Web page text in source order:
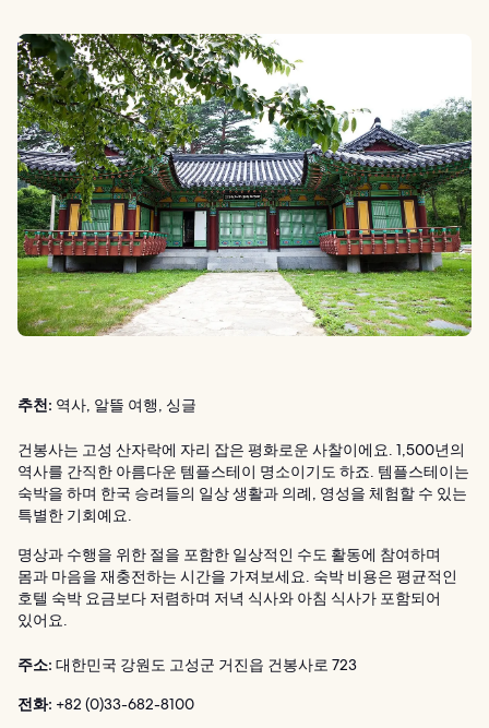
추천: 역사, 알뜰 여행, 싱글
건봉사는 고성 산자락에 자리 잡은 평화로운 사찰이에요. 1,500년의
역사를 간직한 아름다운 템플스테이 명소이기도 하죠. 템플스테이는
숙박을 하며 한국 승려들의 일상 생활과 의례, 영성을 체험할 수 있는
특별한 기회예요.
명상과 수행을 위한 절을 포함한 일상적인 수도 활동에 참여하며
몸과 마음을 재충전하는 시간을 가져보세요. 숙박 비용은 평균적인
호텔 숙박 요금보다 저렴하며 저녁 식사와 아침 식사가 포함되어
있어요.
주소: 대한민국 강원도 고성군 거진읍 건봉사로 723
전화: +82 (0)33-682-8100